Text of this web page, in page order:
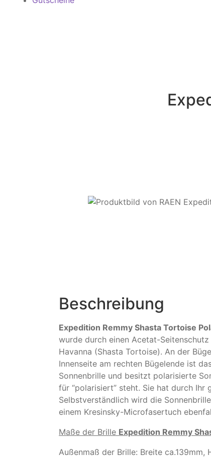
Beschreibung
Expedition Remmy Shasta Tortoise
wurde durch einen Acetat-
Havanna (Shasta Tortoise). An der
Innenseite am rechten Bügelende ist
Sonnenbrille und besitzt polarisierte
für “polarisiert” steht. Sie hat durch
Selbstverständlich wird die
einem Kresinsky-Microfasertuch
Maße der Brille Expedition Remmy
Außenmaß der Brille: Breite ca.139mm,